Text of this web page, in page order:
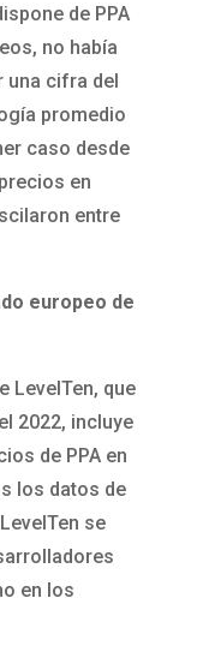
de PPA
no había
una cifra del
promedio
caso desde
en
entre
europeo de
LevelTen, que
2022, incluye
de PPA en
los datos de
se
en los